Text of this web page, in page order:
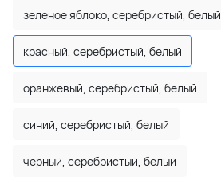
зеленое яблоко, серебристый, белый
красный, серебристый, белый
оранжевый, серебристый, белый
синий, серебристый, белый
черный, серебристый, белый